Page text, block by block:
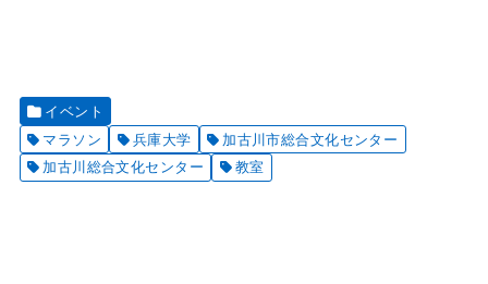
イベント
マラソン
兵庫大学
加古川市総合文化センター
加古川総合文化センター
教室